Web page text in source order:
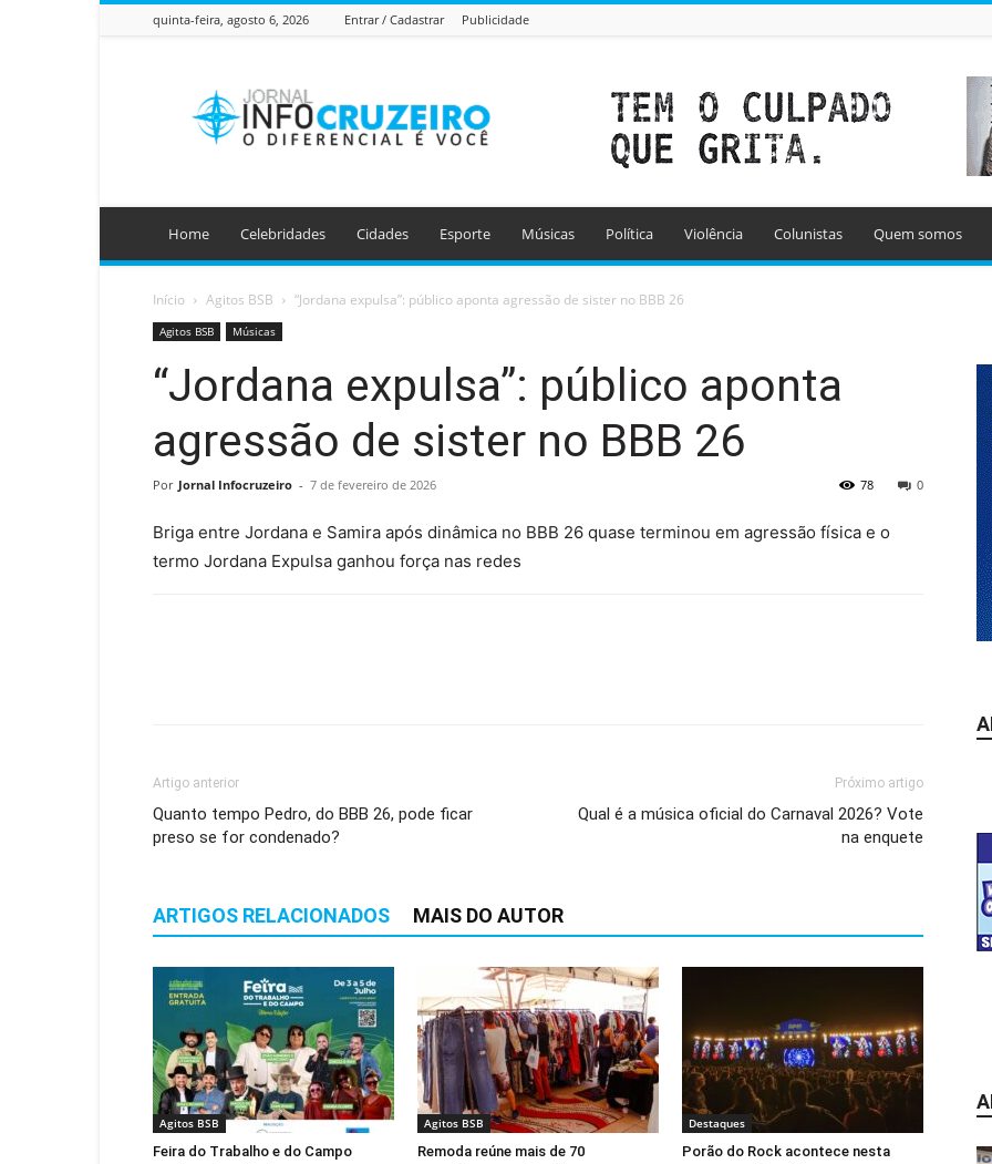
quinta-feira, agosto 6, 2026 Entrar / Cadastrar Publicidade
Info
Cruzeiro
Home Celebridades Cidades Esporte Músicas Política Violência Colunistas Quem somos
Início Agitos BSB “Jordana expulsa”: público aponta agressão de sister no BBB 26
Agitos BSB Músicas
“Jordana expulsa”: público aponta
agressão de sister no BBB 26
Por Jornal Infocruzeiro - 7 de fevereiro de 2026 0
78
Briga entre Jordana e Samira após dinâmica no BBB 26 quase terminou em agressão física e o
termo Jordana Expulsa ganhou força nas redes
Artigo anterior
Quanto tempo Pedro, do BBB 26, pode ficar
preso se for condenado?
Próximo artigo
Qual é a música oficial do Carnaval 2026? Vote
na enquete
ARTIGOS RELACIONADOS MAIS DO AUTOR
Agitos BSB
Feira do Trabalho e do Campo
Agitos BSB
Remoda reúne mais de 70
Destaques
Porão do Rock acontece nesta